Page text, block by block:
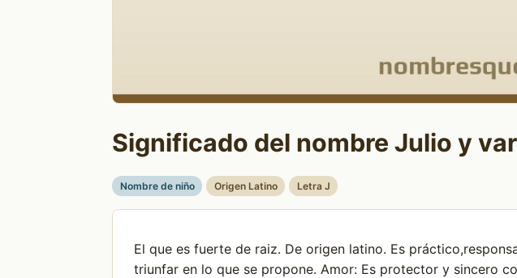
Significado del nombre Julio y
Nombre de niño Origen Latino Letra J
El que es fuerte de raiz. De origen latino. Es
triunfar en lo que se propone. Amor: Es protector y sincero